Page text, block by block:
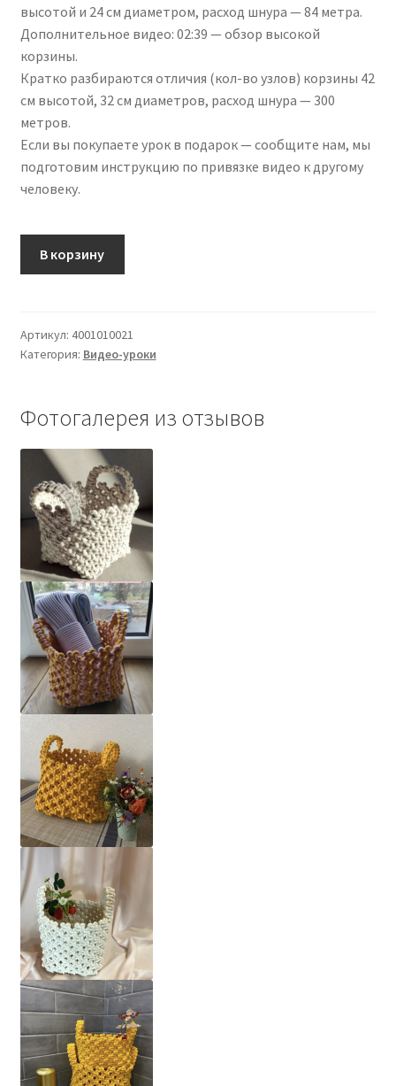
высотой и 24 см диаметром, расход шнура — 84 метра.
Дополнительное видео: 02:39 — обзор высокой
корзины.
Кратко разбираются отличия (кол-во узлов) корзины 42
см высотой, 32 см диаметров, расход шнура — 300
метров.
Если вы покупаете урок в подарок — сообщите нам, мы
подготовим инструкцию по привязке видео к другому
человеку.
В корзину
Артикул: 4001010021
Категория: Видео-уроки
Фотогалерея из отзывов